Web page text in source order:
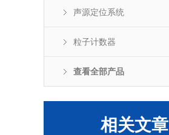
声源定位系统
粒子计数器
查看全部产品
相关文章